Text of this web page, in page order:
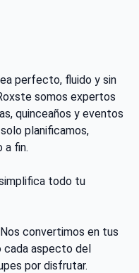
perfecto, fluido y sin
somos expertos
quinceaños y eventos
planificamos,
a fin.
todo tu
convertimos en tus
cada aspecto del
por disfrutar.